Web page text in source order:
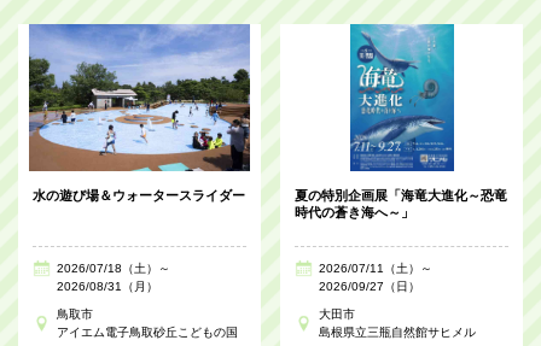
水の遊び場＆ウォータースライダー
2026/07/18（土）～
2026/08/31（月）
鳥取市
アイエム電子鳥取砂丘こどもの国
夏の特別企画展「海竜大進化～恐竜
時代の蒼き海へ～」
2026/07/11（土）～
2026/09/27（日）
大田市
島根県立三瓶自然館サヒメル